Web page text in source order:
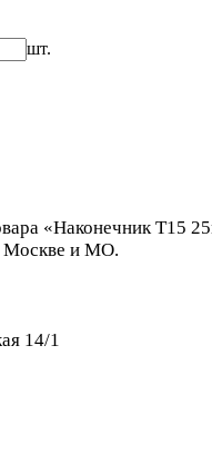
шт.
«Наконечник T15
Москве и МО.
14/1